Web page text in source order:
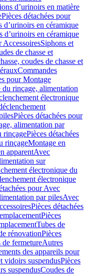
d’urinoirs en matière
Pièces détachées pour
d’urinoirs en céramique
d’urinoirs en céramique
AccessoiresSiphons et
de chasse et
coudes de chasse et
Commandes
pour Montage
rinçage, alimentation
électronique
Pièces détachées pour
alimentation par
rinçagePièces détachées
rinçageMontage en
apparentAvec
sur
électronique du
électronique
pour Avec
par pilesAvec
Pièces détachées
Pièces
Tubes de
rénovationPièces
de fermetureAutres
des appareils pour
vidoirs suspendusPièces
suspendusCoudes de